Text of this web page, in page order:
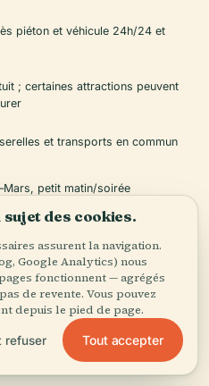
piéton et véhicule 24h/24 et
; certaines attractions peuvent
et transports en commun
petit matin/soirée
éclairé, sécurisé, surveillé
sujet des cookies.
assurent la navigation.
Google Analytics) nous
fonctionnent — agrégés
de revente. Vous pouvez
depuis le pied de page.
refuser Tout accepter